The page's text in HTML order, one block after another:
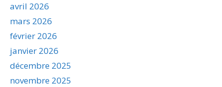
avril 2026
mars 2026
février 2026
janvier 2026
décembre 2025
novembre 2025